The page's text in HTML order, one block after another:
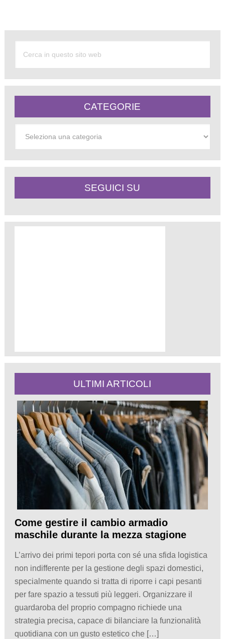
CATEGORIE
SEGUICI SU
ULTIMI ARTICOLI
Come gestire il cambio armadio
maschile durante la mezza stagione
L’arrivo dei primi tepori porta con sé una sfida logistica
non indifferente per la gestione degli spazi domestici,
specialmente quando si tratta di riporre i capi pesanti
per fare spazio a tessuti più leggeri. Organizzare il
guardaroba del proprio compagno richiede una
strategia precisa, capace di bilanciare la funzionalità
quotidiana con un gusto estetico che […]